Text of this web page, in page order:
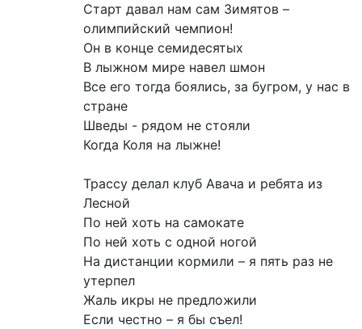
Старт давал нам сам Зимятов –
олимпийский чемпион!
Он в конце семидесятых
В лыжном мире навел шмон
Все его тогда боялись, за бугром, у нас в
стране
Шведы - рядом не стояли
Когда Коля на лыжне!
Трассу делал клуб Авача и ребята из
Лесной
По ней хоть на самокате
По ней хоть с одной ногой
На дистанции кормили – я пять раз не
утерпел
Жаль икры не предложили
Если честно – я бы съел!